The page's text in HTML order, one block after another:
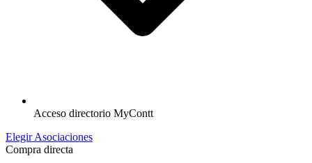
Acceso directorio MyContt
Elegir Asociaciones
Compra directa